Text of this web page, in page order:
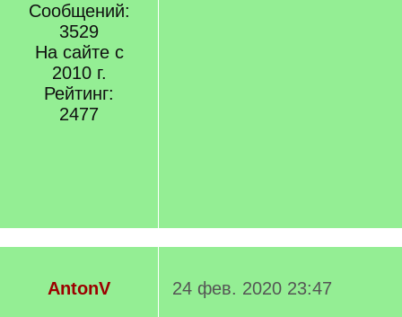
Сообщений:
3529
На сайте с
2010 г.
Рейтинг:
2477
AntonV
24 фев. 2020 23:47